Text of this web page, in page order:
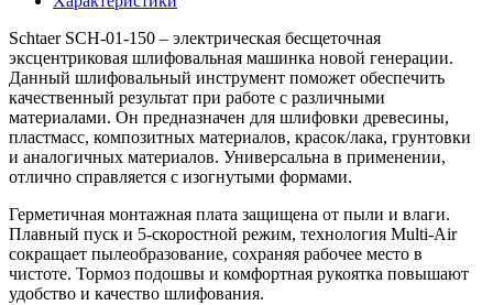
Schtaer SCH-01-150 – электрическая бесщеточная
эксцентриковая шлифовальная машинка новой генерации.
Данный шлифовальный инструмент поможет обеспечить
качественный результат при работе с различными
материалами. Он предназначен для шлифовки древесины,
пластмасс, композитных материалов, красок/лака, грунтовки
и аналогичных материалов. Универсальна в применении,
отлично справляется с изогнутыми формами.
Герметичная монтажная плата защищена от пыли и влаги.
Плавный пуск и 5-скоростной режим, технология Multi-Air
сокращает пылеобразование, сохраняя рабочее место в
чистоте. Тормоз подошвы и комфортная рукоятка повышают
удобство и качество шлифования.